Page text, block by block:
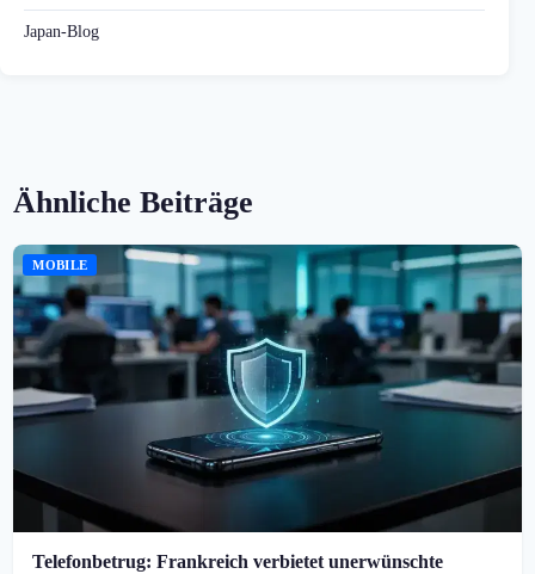
Japan-Blog
Ähnliche Beiträge
MOBILE
Telefonbetrug: Frankreich verbietet unerwünschte